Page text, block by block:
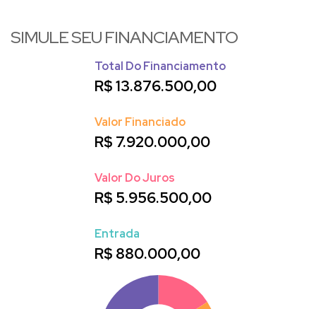
SIMULE SEU FINANCIAMENTO
Total Do Financiamento
R$13.876.500,00
Valor Financiado
R$ 7.920.000,00
Valor Do Juros
R$ 5.956.500,00
Entrada
R$ 880.000,00